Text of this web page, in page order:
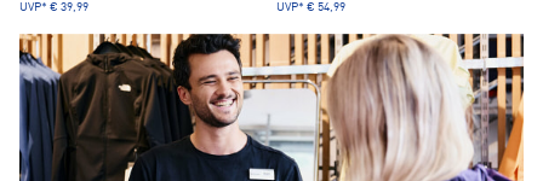
UVP* € 39,99
UVP* € 54,99